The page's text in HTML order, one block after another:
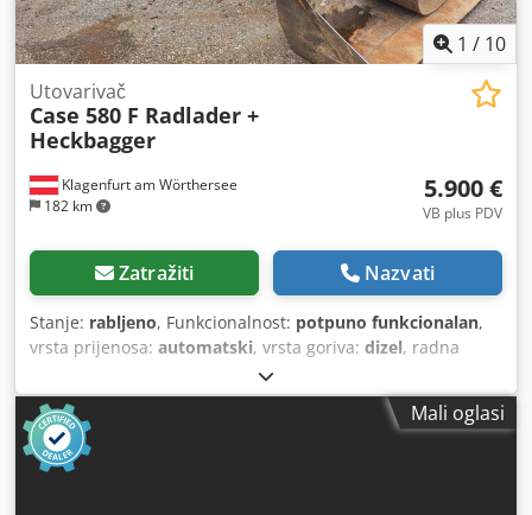
1 / 10
Klagenfurt am Wörthersee
182 km
Utovarivač
Case 580 F Radlader +
Heckbagger
5.900 €
VB plus PDV
Zatražiti Nazvati
Stanje: rabljeno, Funkcionalnost: potpuno funkcionalan,
vrsta prijenosa: automatski, vrsta goriva: dizel, radna
, konfiguracija osovina:
registracija:10/1977, Godina proizvodnje:1977, Oprema:
hidraulika
Mali oglasi